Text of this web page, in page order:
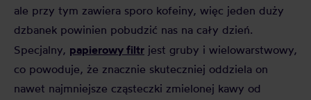
ale przy tym zawiera sporo kofeiny, więc jeden duży
dzbanek powinien pobudzić nas na cały dzień.
Specjalny, papierowy filtr jest gruby i wielowarstwowy,
co powoduje, że znacznie skuteczniej oddziela on
nawet najmniejsze cząsteczki zmielonej kawy od